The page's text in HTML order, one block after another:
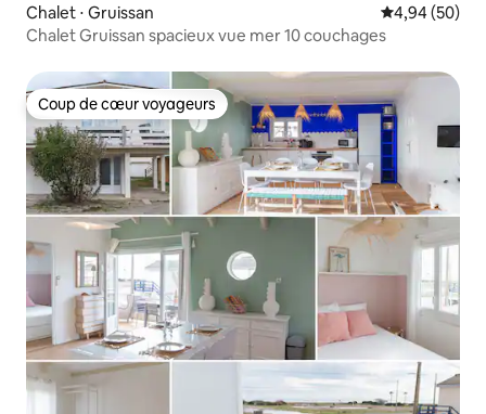
Chalet ⋅ Gruissan Évaluation
4,94 (50)
Chalet Gruissan spacieux vue mer 10 couchages
Coup de cœur voyageurs
Coup de cœur voyageurs